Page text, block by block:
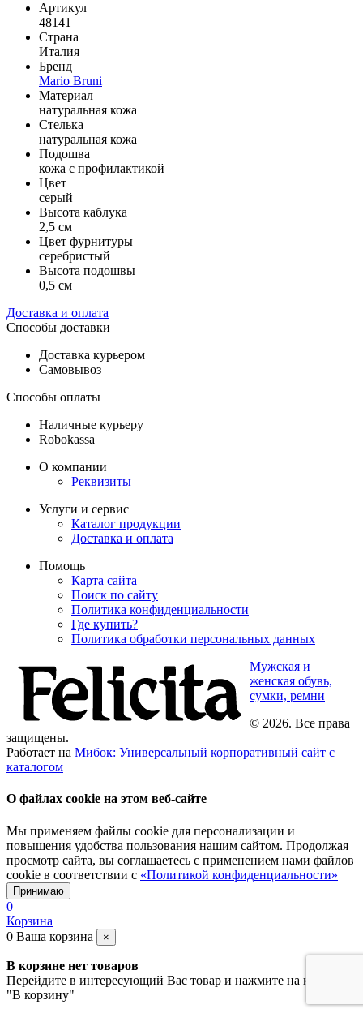
Артикул
48141
Страна
Италия
Бренд
Mario Bruni
Материал
натуральная кожа
Стелька
натуральная кожа
Подошва
кожа с профилактикой
Цвет
серый
Высота каблука
2,5 см
Цвет фурнитуры
серебристый
Высота подошвы
0,5 см
Доставка и оплата
Способы доставки
Доставка курьером
Самовывоз
Способы оплаты
Наличные курьеру
Robokassa
О компании
Реквизиты
Услуги и сервис
Каталог продукции
Доставка и оплата
Помощь
Карта сайта
Поиск по сайту
Политика конфиденциальности
Где купить?
Политика обработки персональных данных
Мужская и
женская обувь,
сумки, ремни
© 2026. Все права
защищены.
Работает на Мибок: Универсальный корпоративный сайт с
каталогом
О файлах cookie на этом веб-сайте
Мы применяем файлы cookie для персонализации и
повышения удобства пользования нашим сайтом. Продолжая
просмотр сайта, вы соглашаетесь с применением нами файлов
cookie в соответствии с «Политикой конфиденциальности»
Принимаю
0
Корзина
0 Ваша корзина ×
В корзине нет товаров
Перейдите в интересующий Вас товар и нажмите на кнопку
"В корзину"